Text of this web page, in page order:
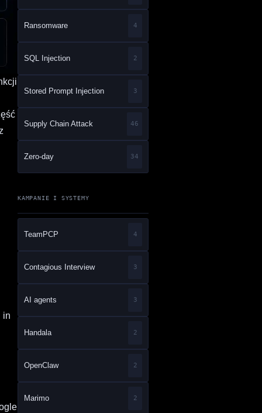
in
Ransomware 4
SQL Injection 2
Stored Prompt Injection 3
Supply Chain Attack 46
Zero-day 34
KAMPANIE I SYSTEMY
TeamPCP 4
Contagious Interview 3
AI agents 3
Handala 2
OpenClaw 2
Marimo 2